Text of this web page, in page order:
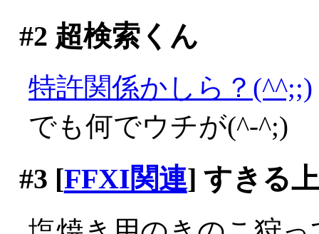
#2 超検索くん
特許関係かしら？(^^;;)
でも何でウチが(^-^;)
#3 [FFXI関連] すきる